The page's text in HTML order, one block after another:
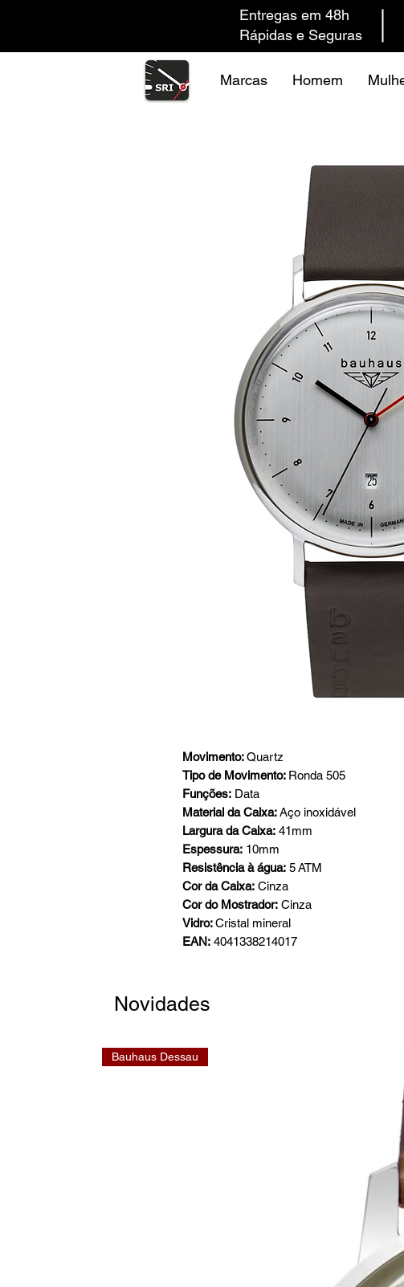
Entregas em 48h
Rápidas e Seguras
Marcas Homem
Movimento:Quartz
Tipo de Movimento: Ronda 505
Funções: Data
Material da Caixa:Aço inoxidável
Largura da Caixa: 41mm
Espessura: 10mm
Resistência à água: 5 ATM
Cor da Caixa: Cinza
Cor do Mostrador: Cinza
Vidro:Cristal mineral
EAN: 4041338214017
Novidades
Bauhaus Dessau